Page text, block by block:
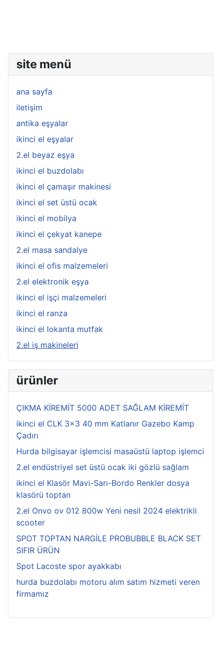
site menü
ana sayfa
iletişim
antika eşyalar
ikinci el eşyalar
2.el beyaz eşya
ikinci el buzdolabı
ikinci el çamaşır makinesi
ikinci el set üstü ocak
ikinci el mobilya
ikinci el çekyat kanepe
2.el masa sandalye
ikinci el ofis malzemeleri
2.el elektronik eşya
ikinci el işçi malzemeleri
ikinci el ranza
ikinci el lokanta mutfak
2.el iş makineleri
ürünler
ÇIKMA KİREMİT 5000 ADET SAĞLAM KİREMİT
ikinci el CLK 3x3 40 mm Katlanır Gazebo Kamp
Çadırı
Hurda bilgisayar işlemcisi masaüstü laptop işlemci
2.el endüstriyel set üstü ocak iki gözlü sağlam
ikinci el Klasör Mavi-Sarı-Bordo Renkler dosya
klasörü toptan
2.el Onvo ov 012 800w Yeni nesil 2024 elektrikli
scooter
SPOT TOPTAN NARGİLE PROBUBBLE BLACK SET
SIFIR ÜRÜN
Spot Lacoste spor ayakkabı
hurda buzdolabı motoru alım satım hizmeti veren
firmamız